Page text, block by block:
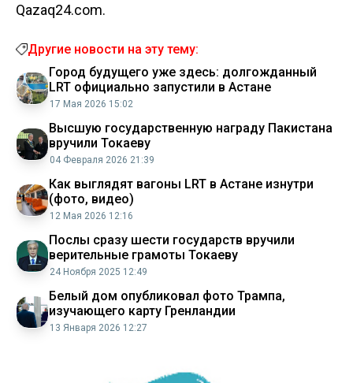
Qazaq24.com.
Другие новости на эту тему:
Город будущего уже здесь: долгожданный
LRT официально запустили в Астане
17 Мая 2026 15:02
Высшую государственную награду Пакистана
вручили Токаеву
04 Февраля 2026 21:39
Как выглядят вагоны LRT в Астане изнутри
(фото, видео)
12 Мая 2026 12:16
Послы сразу шести государств вручили
верительные грамоты Токаеву
24 Ноября 2025 12:49
Белый дом опубликовал фото Трампа,
изучающего карту Гренландии
13 Января 2026 12:27